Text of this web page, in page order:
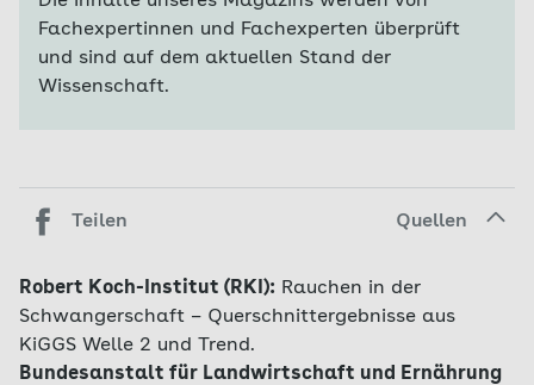
Fachexpertinnen und Fachexperten überprüft
und sind auf dem aktuellen Stand der
Wissenschaft.
Teilen Quellen
Robert Koch-Institut (RKI): Rauchen in der
Schwangerschaft – Querschnittergebnisse aus
KiGGS Welle 2 und Trend.
Bundesanstalt für Landwirtschaft und Ernährung